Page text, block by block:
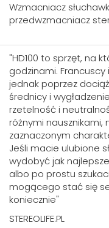
Wzmacniacz
przedwzmacniacz
"HD100 to sprzęt, na
godzinami.
jednak poprzez
średnicy i
rzetelność i
różnymi
zaznaczonym
Jeśli macie ulubione
wydobyć jak
albo po prostu
mogącego stać się
koniecznie"
STEREOLIFE.PL